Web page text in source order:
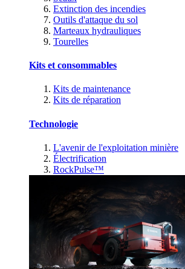
Extinction des incendies
Outils d'attaque du sol
Marteaux hydrauliques
Tourelles
Kits et consommables
Kits de maintenance
Kits de réparation
Technologie
L'avenir de l'exploitation minière
Électrification
RockPulse™